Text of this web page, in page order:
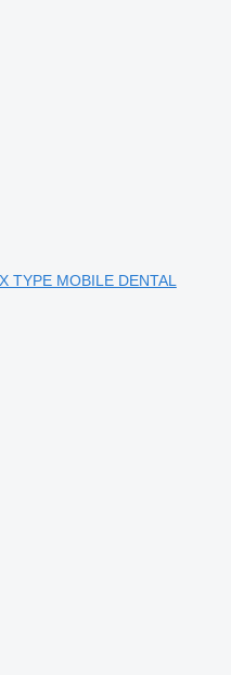
TYPE MOBILE DENTAL